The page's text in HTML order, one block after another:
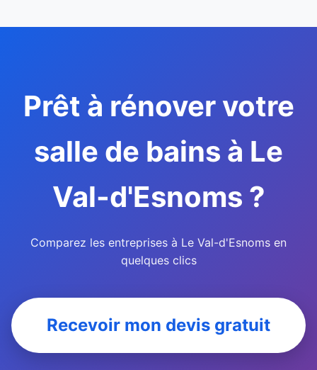
Prêt à rénover votre
salle de bains à Le
Val-d'Esnoms ?
Comparez les entreprises à Le Val-d'Esnoms en
quelques clics
Recevoir mon devis gratuit